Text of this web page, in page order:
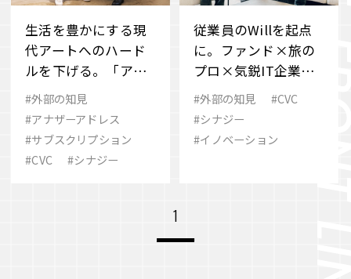
生活を豊かにする現
代アートへのハード
ルを下げる。「アナ
ザーアドレス」の新
たな取り組み
#外部の知見
#アナザーアドレス
#サブスクリプション
#CVC
#シナジー
従業員のWillを起点
に。ファンド×旅の
プロ×気鋭IT企業で
「旅の未来」共創へ
#外部の知見
#CVC
#シナジー
#イノベーション
1